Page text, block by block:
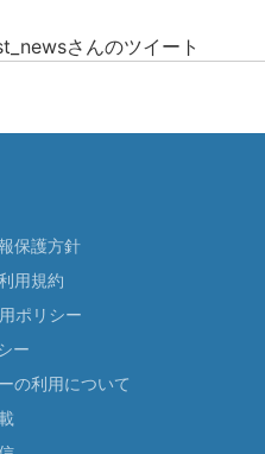
さんのツイート
保護方針
用規約
ポリシー
ー
の利用について